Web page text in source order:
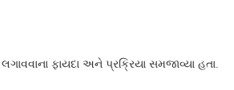
ફાયદા અને પ્રક્રિયા સમજાવ્યા હતા.